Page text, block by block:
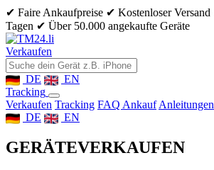
✔ Faire Ankaufpreise ✔ Kostenloser Versand
Tagen ✔ Über 50.000 angekaufte Geräte
Verkaufen
DE
EN
Tracking
Verkaufen Tracking FAQ Ankauf Anleitungen
DE
EN
GERÄTEVERKAUFEN